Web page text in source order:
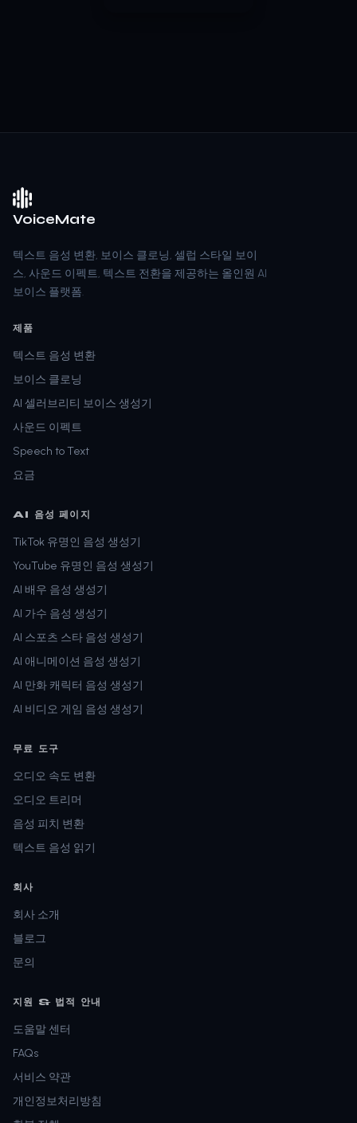
VoiceMate
텍스트 음성 변환, 보이스 클로닝, 셀럽 스타일 보이
스, 사운드 이펙트, 텍스트 전환을 제공하는 올인원 AI
보이스 플랫폼.
제품
텍스트 음성 변환
보이스 클로닝
AI 셀러브리티 보이스 생성기
사운드 이펙트
Speech to Text
요금
AI 음성 페이지
TikTok 유명인 음성 생성기
YouTube 유명인 음성 생성기
AI 배우 음성 생성기
AI 가수 음성 생성기
AI 스포츠 스타 음성 생성기
AI 애니메이션 음성 생성기
AI 만화 캐릭터 음성 생성기
AI 비디오 게임 음성 생성기
무료 도구
오디오 속도 변환
오디오 트리머
음성 피치 변환
텍스트 음성 읽기
회사
회사 소개
블로그
문의
지원 & 법적 안내
도움말 센터
FAQs
서비스 약관
개인정보처리방침